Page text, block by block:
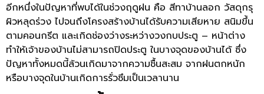
อีกหนึ่งในปัญหาที่พบได้ในช่วงฤดูฝน คือ สีทาบ้านลอก วัสดุกรุ
ผิวหลุดร่วง ไปจนถึงโครงสร้างบ้านได้รับความเสียหาย สนิมขึ้น
ตามคอนกรีต และเกิดช่องว่างระหว่างวงกบประตู – หน้าต่าง
ทำให้เจ้าของบ้านไม่สามารถปิดประตู ในบางจุดของบ้านได้ ซึ่ง
ปัญหาทั้งหมดนี้ล้วนเกิดมาจากความชื้นสะสม จากฝนตกหนัก
หรือบางจุดในบ้านเกิดการรั่วซึมเป็นเวลานาน